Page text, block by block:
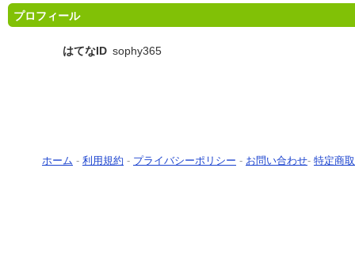
プロフィール
はてなID sophy365
ホーム - 利用規約 - プライバシーポリシー - お問い合わせ- 特定商